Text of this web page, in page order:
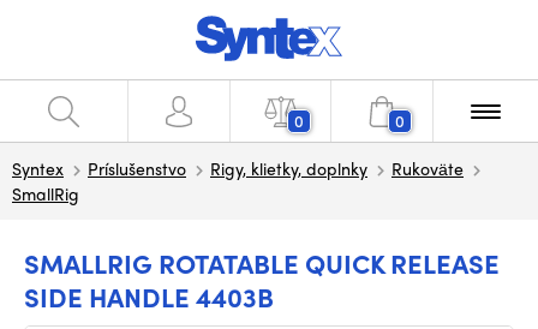
0 0
Syntex Príslušenstvo Rigy, klietky, doplnky
Rukoväte
SmallRig
SMALLRIG ROTATABLE QUICK RELEASE
SIDE HANDLE 4403B